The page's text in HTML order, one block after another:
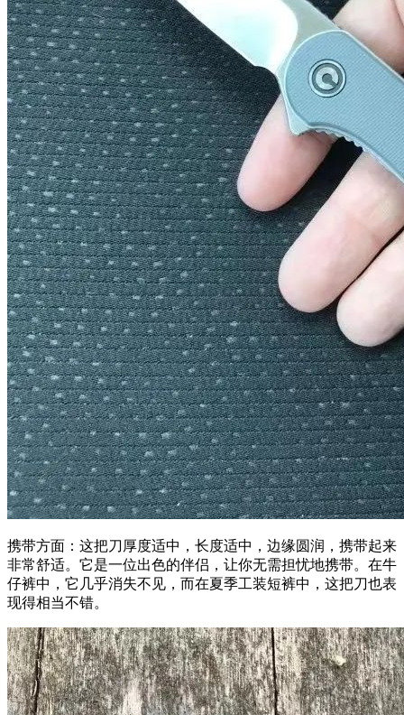
携带方面：这把刀厚度适中，长度适中，边缘圆润，携带起来
非常舒适。它是一位出色的伴侣，让你无需担忧地携带。在牛
仔裤中，它几乎消失不见，而在夏季工装短裤中，这把刀也表
现得相当不错。